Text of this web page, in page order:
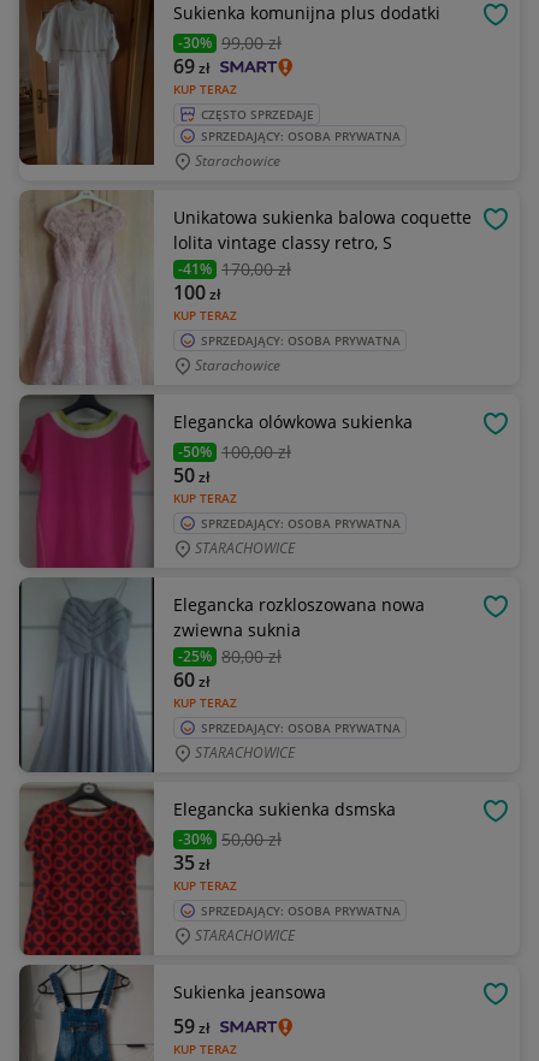
Sukienka komunijna plus dodatki
-30% 99,00 zł
KUP TERAZ
69zł
CZĘSTO SPRZEDAJE
SPRZEDAJĄCY: OSOBA PRYWATNA
Starachowice
Unikatowa sukienka balowa coquette
lolita vintage classy retro, S
-41% 170,00 zł
KUP TERAZ
100zł
SPRZEDAJĄCY: OSOBA PRYWATNA
Starachowice
Elegancka olówkowa sukienka
-50% 100,00 zł
KUP TERAZ
50zł
SPRZEDAJĄCY: OSOBA PRYWATNA
STARACHOWICE
Elegancka rozkloszowana nowa
zwiewna suknia
-25% 80,00 zł
KUP TERAZ
60zł
SPRZEDAJĄCY: OSOBA PRYWATNA
STARACHOWICE
Elegancka sukienka dsmska
-30% 50,00 zł
KUP TERAZ
35zł
SPRZEDAJĄCY: OSOBA PRYWATNA
STARACHOWICE
Sukienka jeansowa
KUP TERAZ
59zł